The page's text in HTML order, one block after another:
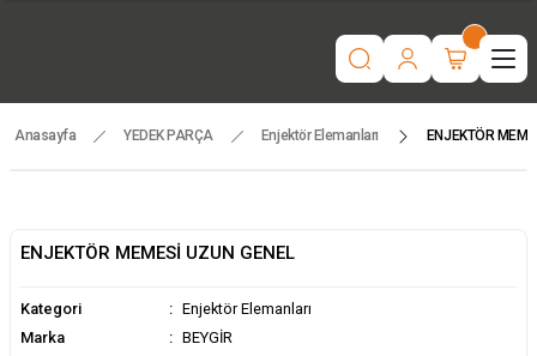
geneli hızlı teslimat.”
İşcinin nefesi , Makinanın Kuvveti ! MSH MAKİNA
Beygir 3+1 Çapa Makinası ile artık yorulmak yok !
Tüm yedek parçalarda ithalat fiyatları, fırsatlardan yararlanmak için
temsilcinizle iletişime geçin!
Anasayfa YEDEK PARÇA Enjektör Elemanları ENJEKTÖR
ENJEKTÖR MEMESİ UZUN GENEL
Kategori
Enjektör Elemanları
Marka
BEYGİR